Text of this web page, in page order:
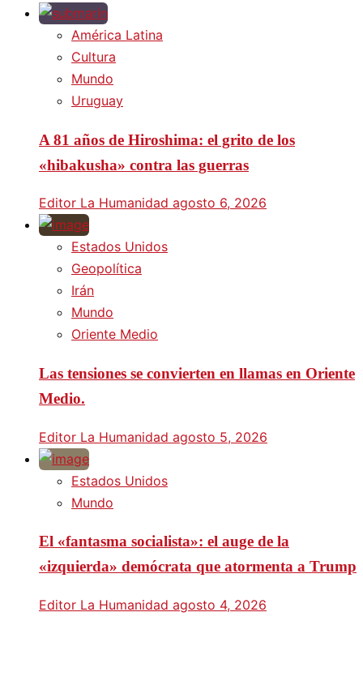
América Latina
Cultura
Mundo
Uruguay
A 81 años de Hiroshima: el grito de los
«hibakusha» contra las guerras
Editor La Humanidad agosto 6, 2026
Estados Unidos
Geopolítica
Irán
Mundo
Oriente Medio
Las tensiones se convierten en llamas en Oriente
Medio.
Editor La Humanidad agosto 5, 2026
Estados Unidos
Mundo
El «fantasma socialista»: el auge de la
«izquierda» demócrata que atormenta a Trump
Editor La Humanidad agosto 4, 2026